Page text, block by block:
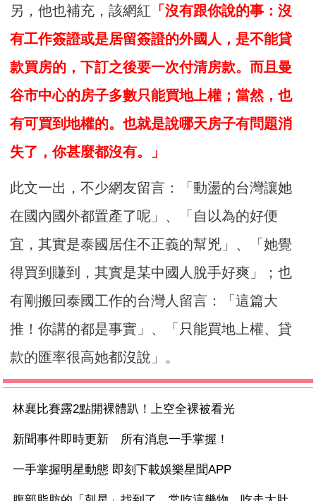
另，他也補充，該網紅 「沒有跟你說的事：沒
有工作簽證或是居留簽證的外國人，是不能貸
款買房的，下訂之後要一次付清房款。而且曼
谷市中心的房子多數只能買地上權；當然，也
有可買到地權的。也就是說哪天房子有問題消
失了，你甚麼都沒有。」
此文一出，不少網友留言：「動盪的台灣讓她
在國內國外都置產了呢」、「自以為的好便
宜，其實是泰國居住不正義的幫兇」、「她覺
得買到賺到，其實是某中國人脫手好爽」；也
有剛搬回泰國工作的台灣人留言：「這篇大
推！你講的都是事實」、「只能買地上權、貸
款的匯率很高她都沒說」。
林襄比賽露2點開裸體趴！上空全裸被看光
新聞事件即時更新 所有消息一手掌握！
一手掌握明星動態 即刻下載娛樂星聞APP